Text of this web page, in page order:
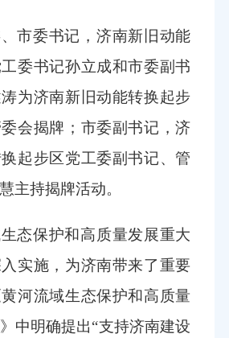
市委书记，济南新旧动能
委书记孙立成和市委副书
为济南新旧动能转换起步
会揭牌；市委副书记，济
起步区党工委副书记、管
主持揭牌活动。
态保护和高质量发展重大
实施，为济南带来了重要
河流域生态保护和高质量
中明确提出“支持济南建设